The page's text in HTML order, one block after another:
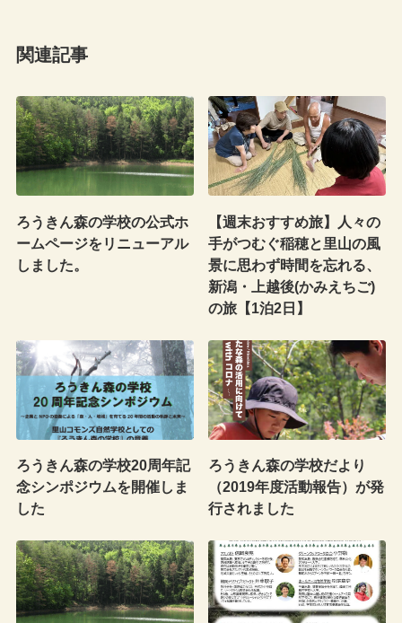
関連記事
ろうきん森の学校の公式ホ
ームページをリニューアル
しました。
【週末おすすめ旅】人々の
手がつむぐ稲穂と里山の風
景に思わず時間を忘れる、
新潟・上越後(かみえちご)
の旅【1泊2日】
ろうきん森の学校20周年記
念シンポジウムを開催しま
した
ろうきん森の学校だより
（2019年度活動報告）が発
行されました